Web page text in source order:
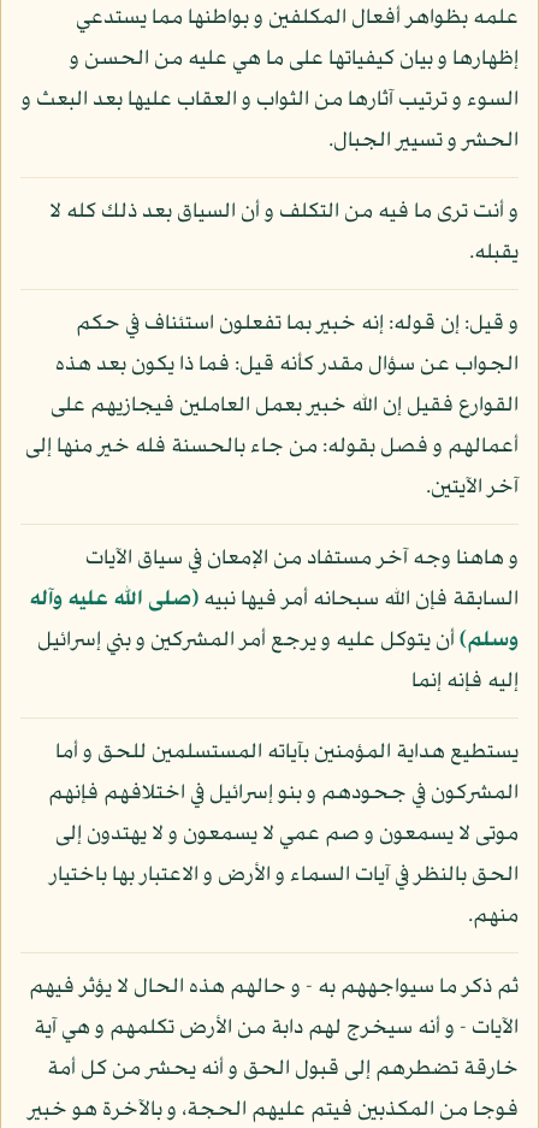
علمه بظواهر أفعال المكلفين و بواطنها مما يستدعي
إظهارها و بيان كيفياتها على ما هي عليه من الحسن و
السوء و ترتيب آثارها من الثواب و العقاب عليها بعد البعث و
الحشر و تسيير الجبال.
و أنت ترى ما فيه من التكلف و أن السياق بعد ذلك كله لا
يقبله.
و قيل: إن قوله: إنه خبير بما تفعلون استئناف في حكم
الجواب عن سؤال مقدر كأنه قيل: فما ذا يكون بعد هذه
القوارع فقيل إن الله خبير بعمل العاملين فيجازيهم على
أعمالهم و فصل بقوله: من جاء بالحسنة فله خير منها إلى
آخر الآيتين.
و هاهنا وجه آخر مستفاد من الإمعان في سياق الآيات
السابقة فإن الله سبحانه أمر فيها نبيه(صلى الله عليه وآله
وسلم)أن يتوكل عليه و يرجع أمر المشركين و بني إسرائيل
إليه فإنه إنما
يستطيع هداية المؤمنين بآياته المستسلمين للحق و أما
المشركون في جحودهم و بنو إسرائيل في اختلافهم فإنهم
موتى لا يسمعون و صم عمي لا يسمعون و لا يهتدون إلى
الحق بالنظر في آيات السماء و الأرض و الاعتبار بها باختيار
منهم.
ثم ذكر ما سيواجههم به - و حالهم هذه الحال لا يؤثر فيهم
الآيات - و أنه سيخرج لهم دابة من الأرض تكلمهم و هي آية
خارقة تضطرهم إلى قبول الحق و أنه يحشر من كل أمة
فوجا من المكذبين فيتم عليهم الحجة، و بالآخرة هو خبير